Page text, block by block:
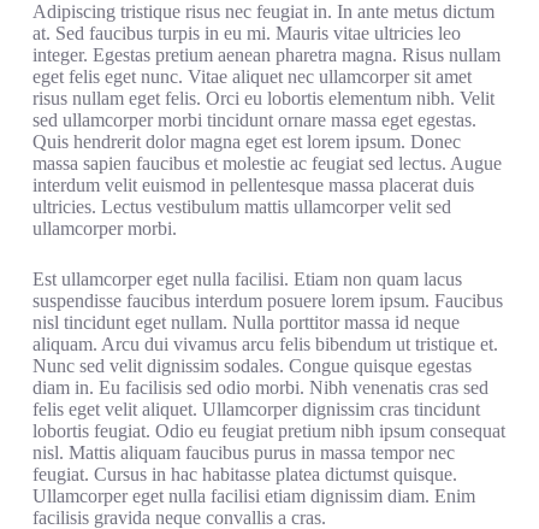
Adipiscing tristique risus nec feugiat in. In ante metus dictum
at. Sed faucibus turpis in eu mi. Mauris vitae ultricies leo
integer. Egestas pretium aenean pharetra magna. Risus nullam
eget felis eget nunc. Vitae aliquet nec ullamcorper sit amet
risus nullam eget felis. Orci eu lobortis elementum nibh. Velit
sed ullamcorper morbi tincidunt ornare massa eget egestas.
Quis hendrerit dolor magna eget est lorem ipsum. Donec
massa sapien faucibus et molestie ac feugiat sed lectus. Augue
interdum velit euismod in pellentesque massa placerat duis
ultricies. Lectus vestibulum mattis ullamcorper velit sed
ullamcorper morbi.
Est ullamcorper eget nulla facilisi. Etiam non quam lacus
suspendisse faucibus interdum posuere lorem ipsum. Faucibus
nisl tincidunt eget nullam. Nulla porttitor massa id neque
aliquam. Arcu dui vivamus arcu felis bibendum ut tristique et.
Nunc sed velit dignissim sodales. Congue quisque egestas
diam in. Eu facilisis sed odio morbi. Nibh venenatis cras sed
felis eget velit aliquet. Ullamcorper dignissim cras tincidunt
lobortis feugiat. Odio eu feugiat pretium nibh ipsum consequat
nisl. Mattis aliquam faucibus purus in massa tempor nec
feugiat. Cursus in hac habitasse platea dictumst quisque.
Ullamcorper eget nulla facilisi etiam dignissim diam. Enim
facilisis gravida neque convallis a cras.